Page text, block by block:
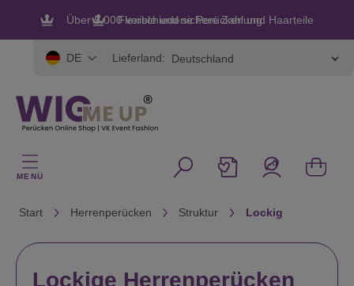
springen Flexible und sichere Zahlung
DE Lieferland:
MENÜ
Start Herrenperücken Struktur Lockig
Lockige Herrenperücken